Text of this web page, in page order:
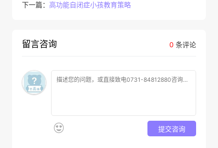
下一篇： 高功能自闭症小孩教育策略
0 条评论
留言咨询
提交咨询